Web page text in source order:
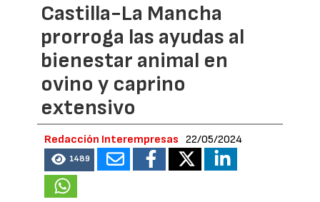
Castilla-La Mancha
prorroga las ayudas al
bienestar animal en
ovino y caprino
extensivo
Redacción Interempresas 22/05/2024
1489